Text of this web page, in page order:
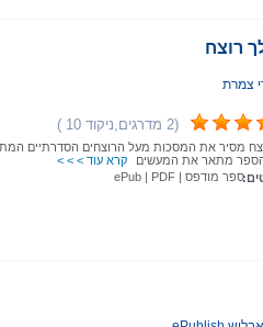
רוצח
צמרת
(2 מדרגים,ניקוד 10 )
מסיר את המסכות מעל הרוצחים הסדרתיים
הספר מתאר את המעשים
קרא עוד > > >
ספר מודפס |
ePub | PDF